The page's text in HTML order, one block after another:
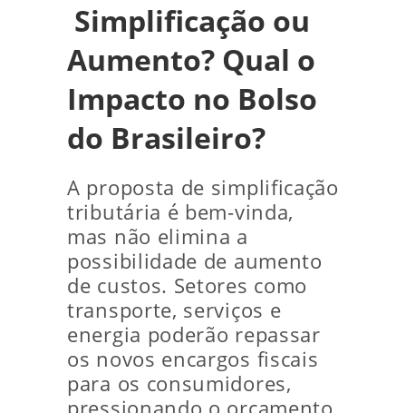
Simplificação ou
Aumento? Qual o
Impacto no Bolso
do Brasileiro?
A proposta de simplificação
tributária é bem-vinda,
mas não elimina a
possibilidade de aumento
de custos. Setores como
transporte, serviços e
energia poderão repassar
os novos encargos fiscais
para os consumidores,